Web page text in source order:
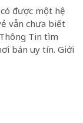
được một hệ
vẫn chưa biết
Tin tìm
bán uy tín. Giới